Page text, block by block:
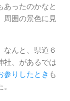
あったのかなと
周囲の景色に見
んと、県道６
社、があるでは
参りしたとき も